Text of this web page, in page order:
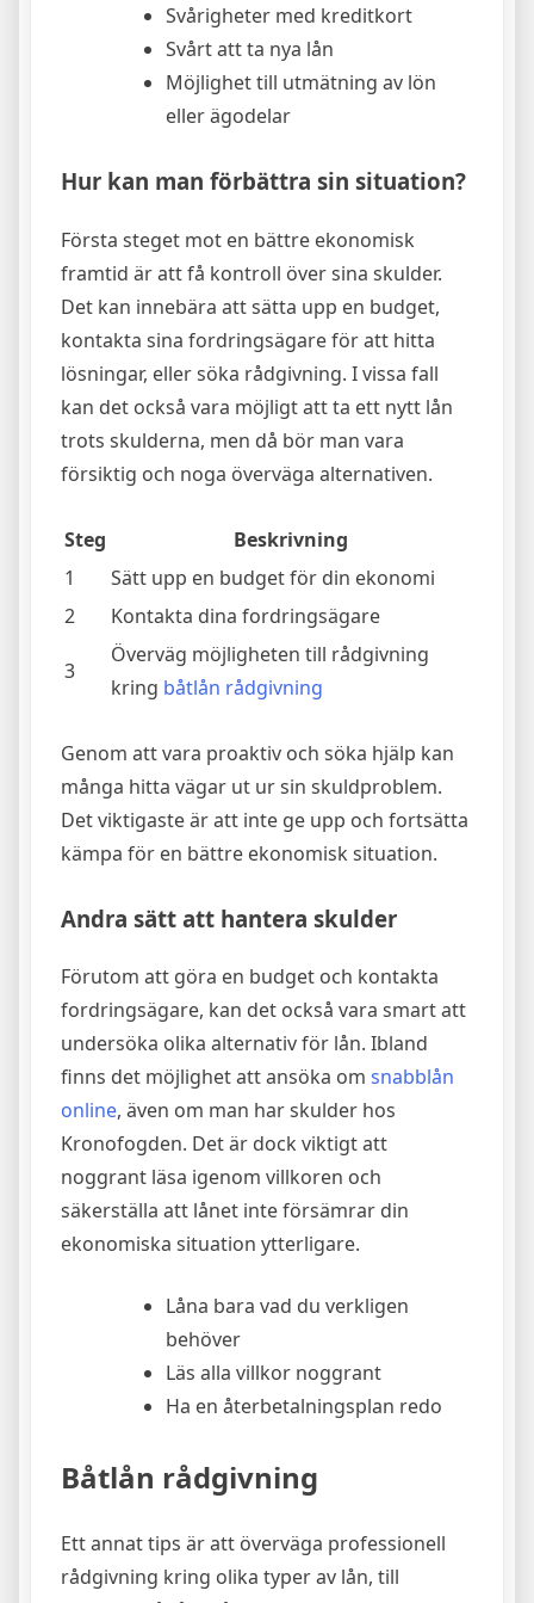
Svårigheter med kreditkort
Svårt att ta nya lån
Möjlighet till utmätning av lön
eller ägodelar
Hur kan man förbättra sin situation?
Första steget mot en bättre ekonomisk
framtid är att få kontroll över sina skulder.
Det kan innebära att sätta upp en budget,
kontakta sina fordringsägare för att hitta
lösningar, eller söka rådgivning. I vissa fall
kan det också vara möjligt att ta ett nytt lån
trots skulderna, men då bör man vara
försiktig och noga överväga alternativen.
Steg
Beskrivning
1
Sätt upp en budget för din ekonomi
2
Kontakta dina fordringsägare
3
Överväg möjligheten till rådgivning
kring båtlån rådgivning
Genom att vara proaktiv och söka hjälp kan
många hitta vägar ut ur sin skuldproblem.
Det viktigaste är att inte ge upp och fortsätta
kämpa för en bättre ekonomisk situation.
Andra sätt att hantera skulder
Förutom att göra en budget och kontakta
fordringsägare, kan det också vara smart att
undersöka olika alternativ för lån. Ibland
finns det möjlighet att ansöka om snabblån
online, även om man har skulder hos
Kronofogden. Det är dock viktigt att
noggrant läsa igenom villkoren och
säkerställa att lånet inte försämrar din
ekonomiska situation ytterligare.
Låna bara vad du verkligen
behöver
Läs alla villkor noggrant
Ha en återbetalningsplan redo
Båtlån rådgivning
Ett annat tips är att överväga professionell
rådgivning kring olika typer av lån, till